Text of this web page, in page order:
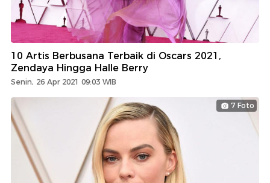
10 Artis Berbusana Terbaik di Oscars 2021,
Zendaya Hingga Halle Berry
Senin, 26 Apr 2021 09:03 WIB
7 Foto